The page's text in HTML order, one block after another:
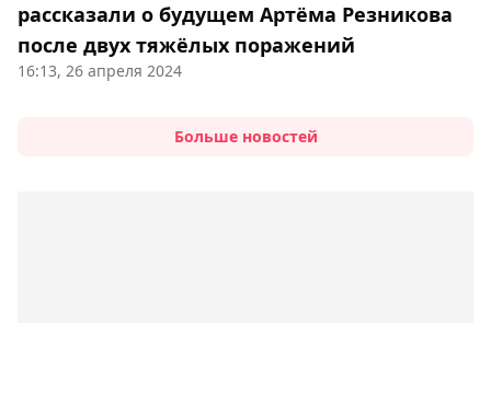
рассказали о будущем Артёма Резникова
после двух тяжёлых поражений
16:13, 26 апреля 2024
Больше новостей